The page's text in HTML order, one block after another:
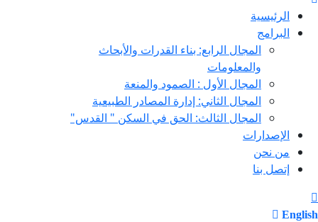
الرئيسية
البرامج
المجال الرابع: بناء القدرات والأبحاث
والمعلومات
المجال الأول : الصمود والمنعة
المجال الثاني: إدارة المصادر الطبيعية
المجال الثالث: الحق في السكن " القدس"
الإصدارات
من نحن
إتصل بنا
English